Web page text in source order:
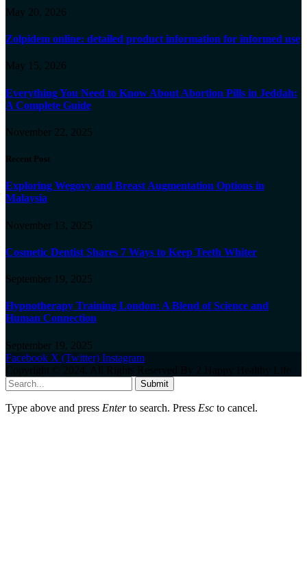
May 20, 2026
Zolpidem online: detailed product information for informed use
May 15, 2026
Everything You Need to Know About Abortion Pills in Jeddah:
A Complete Guide
November 22, 2025
Recent Post
Exploring Wegovy and Breast Augmentation Options in
Malaysia
November 13, 2025
Cosmetic Dentist Shares 7 Ways to Keep Teeth Whiter
September 19, 2025
Hypnotherapy Training London: A Blend of Science and
Human Connection
September 19, 2025
Facebook X (Twitter) Instagram
Submit
Type above and press Enterto search. Press Esc to cancel.